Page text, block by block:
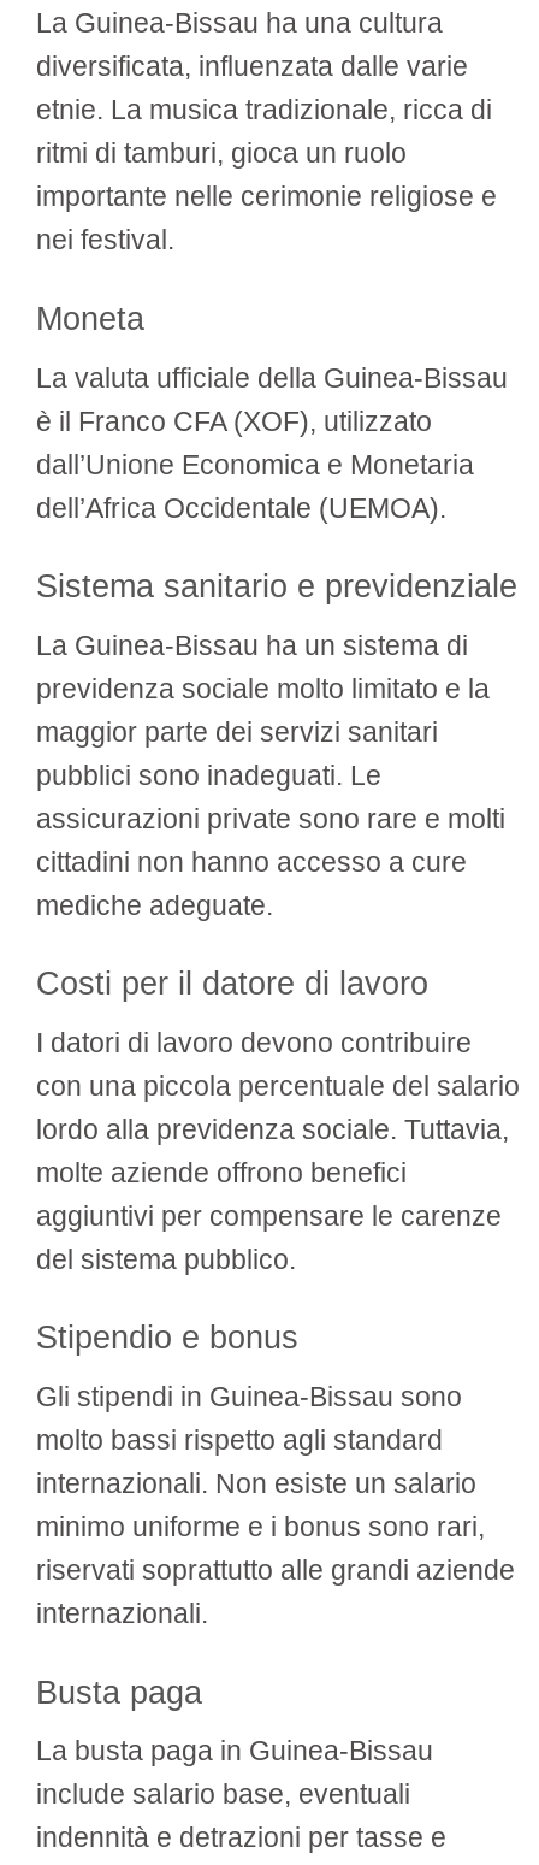
La Guinea-Bissau ha una cultura
diversificata, influenzata dalle varie
etnie. La musica tradizionale, ricca di
ritmi di tamburi, gioca un ruolo
importante nelle cerimonie religiose e
nei festival.
Moneta
La valuta ufficiale della Guinea-Bissau
è il Franco CFA (XOF), utilizzato
dall’Unione Economica e Monetaria
dell’Africa Occidentale (UEMOA).
Sistema sanitario e previdenziale
La Guinea-Bissau ha un sistema di
previdenza sociale molto limitato e la
maggior parte dei servizi sanitari
pubblici sono inadeguati. Le
assicurazioni private sono rare e molti
cittadini non hanno accesso a cure
mediche adeguate.
Costi per il datore di lavoro
I datori di lavoro devono contribuire
con una piccola percentuale del salario
lordo alla previdenza sociale. Tuttavia,
molte aziende offrono benefici
aggiuntivi per compensare le carenze
del sistema pubblico.
Stipendio e bonus
Gli stipendi in Guinea-Bissau sono
molto bassi rispetto agli standard
internazionali. Non esiste un salario
minimo uniforme e i bonus sono rari,
riservati soprattutto alle grandi aziende
internazionali.
Busta paga
La busta paga in Guinea-Bissau
include salario base, eventuali
indennità e detrazioni per tasse e